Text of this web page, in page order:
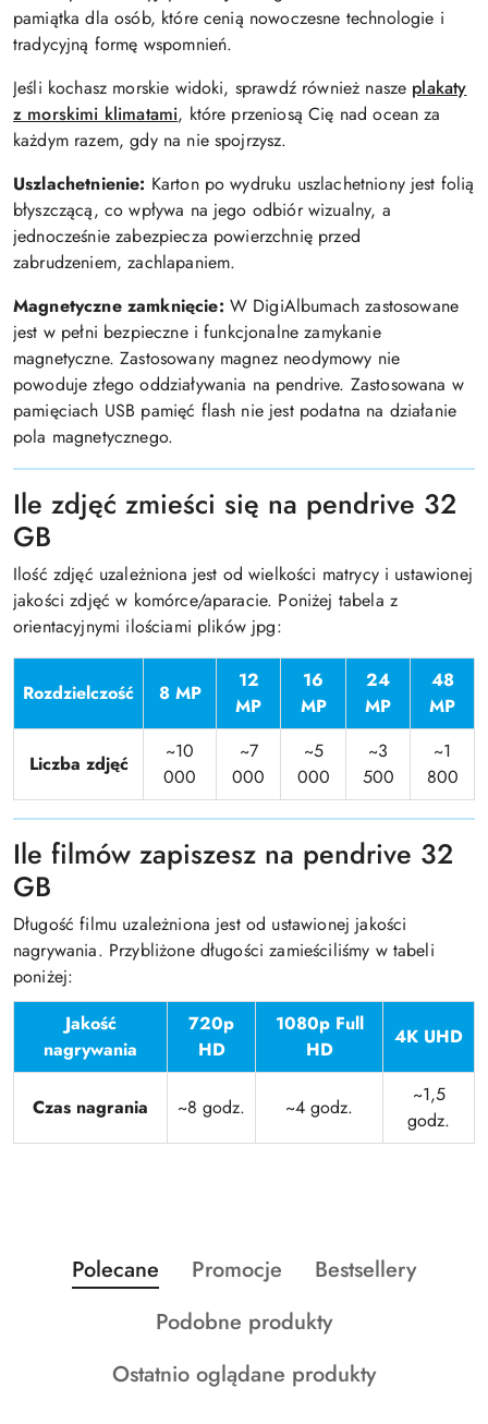
pamiątka dla osób, które cenią nowoczesne technologie i
tradycyjną formę wspomnień.
Jeśli kochasz morskie widoki, sprawdź również nasze plakaty
z morskimi klimatami, które przeniosą Cię nad ocean za
każdym razem, gdy na nie spojrzysz.
Uszlachetnienie: Karton po wydruku uszlachetniony jest folią
błyszczącą, co wpływa na jego odbiór wizualny, a
jednocześnie zabezpiecza powierzchnię przed
zabrudzeniem, zachlapaniem.
Magnetyczne zamknięcie: W DigiAlbumach zastosowane
jest w pełni bezpieczne i funkcjonalne zamykanie
magnetyczne. Zastosowany magnez neodymowy nie
powoduje złego oddziaływania na pendrive. Zastosowana w
pamięciach USB pamięć flash nie jest podatna na działanie
pola magnetycznego.
Ile zdjęć zmieści się na pendrive 32
GB
Ilość zdjęć uzależniona jest od wielkości matrycy i ustawionej
jakości zdjęć w komórce/aparacie. Poniżej tabela z
orientacyjnymi ilościami plików jpg:
Rozdzielczość 8 MP
12
MP
16
MP
24
MP
48
MP
Liczba zdjęć
~10
000
~7
000
~5
000
~3
500
~1
800
Ile filmów zapiszesz na pendrive 32
GB
Długość filmu uzależniona jest od ustawionej jakości
nagrywania. Przybliżone długości zamieściliśmy w tabeli
poniżej:
Jakość
nagrywania
720p
HD
1080p Full
HD
4K UHD
Czas nagrania ~8 godz. ~4 godz.
~1,5
godz.
Pomiń karuzelę produktów
Produkty
o
Polecane
Produkty
statusie:
Promocje
Produkty
statusie:
Bestsellery
Produkty
statusie:
Podobne produkty
Produkty
Ostatnio oglądane produkty